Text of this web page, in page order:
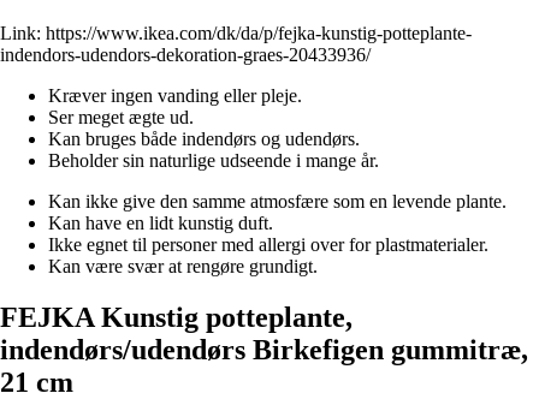
Link: https://www.ikea.com/dk/da/p/fejka-kunstig-potteplante-
indendors-udendors-dekoration-graes-20433936/
Kræver ingen vanding eller pleje.
Ser meget ægte ud.
Kan bruges både indendørs og udendørs.
Beholder sin naturlige udseende i mange år.
Kan ikke give den samme atmosfære som en levende plante.
Kan have en lidt kunstig duft.
Ikke egnet til personer med allergi over for plastmaterialer.
Kan være svær at rengøre grundigt.
FEJKA Kunstig potteplante,
indendørs/udendørs Birkefigen gummitræ,
21 cm